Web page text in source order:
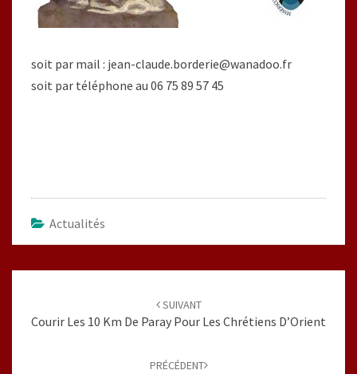
soit par mail : jean-claude.borderie@wanadoo.fr
soit par téléphone au 06 75 89 57 45
Actualités
SUIVANT
Courir Les 10 Km De Paray Pour Les Chrétiens D’Orient
PRÉCÉDENT